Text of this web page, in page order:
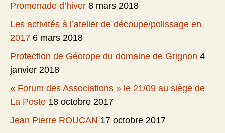
Promenade d’hiver 8 mars 2018
Les activités à l’atelier de découpe/polissage en
2017 6 mars 2018
Protection de Géotope du domaine de Grignon 4
janvier 2018
« Forum des Associations » le 21/09 au siège de
La Poste 18 octobre 2017
Jean Pierre ROUCAN 17 octobre 2017